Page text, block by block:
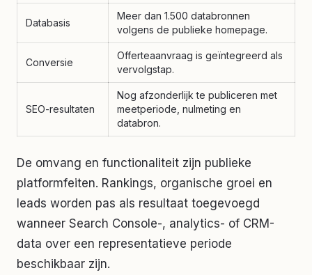
Databasis
Meer dan 1.500 databronnen
volgens de publieke homepage.
Conversie
Offerteaanvraag is geïntegreerd als
vervolgstap.
SEO-resultaten
Nog afzonderlijk te publiceren met
meetperiode, nulmeting en
databron.
De omvang en functionaliteit zijn publieke
platformfeiten. Rankings, organische groei en
leads worden pas als resultaat toegevoegd
wanneer Search Console-, analytics- of CRM-
data over een representatieve periode
beschikbaar zijn.